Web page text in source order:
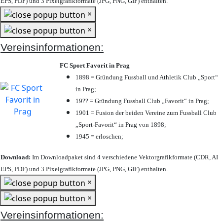
×
×
Vereinsinformationen:
FC Sport Favorit in Prag
1898 = Gründung Fussball und Athletik Club „Sport“
in Prag;
19?? = Gründung Fussball Club „Favorit“ in Prag;
1901 = Fusion der beiden Vereine zum Fussball Club
„Sport-Favorit“ in Prag von 1898;
1945 = erloschen;
Download: Im Downloadpaket sind 4 verschiedene Vektorgrafikformate (CDR, AI
EPS, PDF) und 3 Pixelgrafikformate (JPG, PNG, GIF) enthalten.
×
×
Vereinsinformationen: